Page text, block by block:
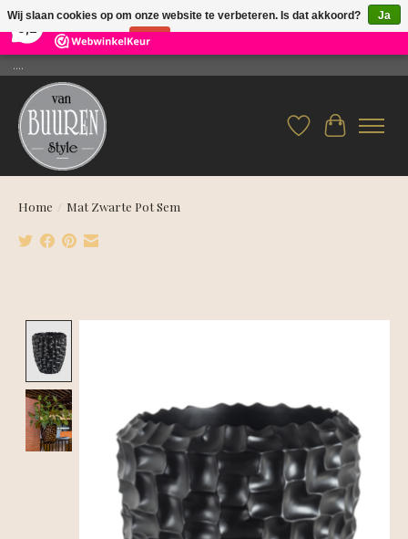
26 Reviews ×
....
Verlanglijst
Home / Mat Zwarte Pot Sem
Wij slaan cookies op om onze website te verbeteren. Is dat akkoord?
Ja
Nee